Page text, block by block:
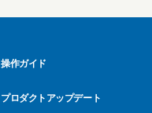
操作ガイド
プロダクトアップデート